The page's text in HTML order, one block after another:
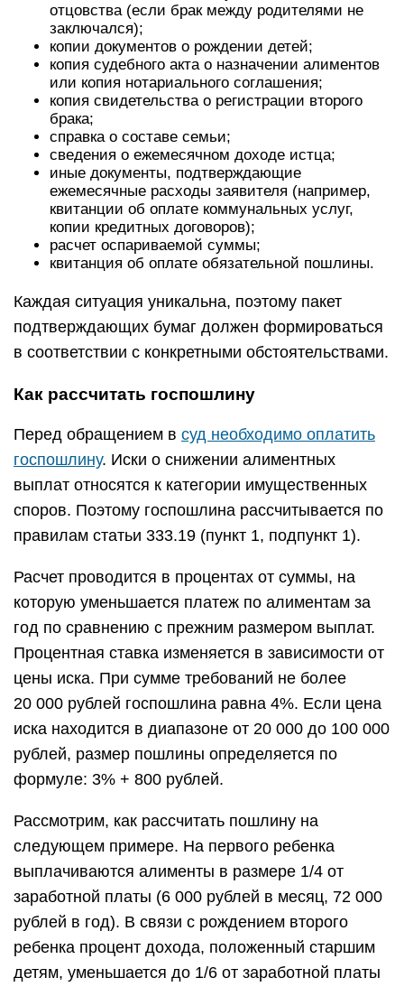
отцовства (если брак между родителями не
заключался);
копии документов о рождении детей;
копия судебного акта о назначении алиментов
или копия нотариального соглашения;
копия свидетельства о регистрации второго
брака;
справка о составе семьи;
сведения о ежемесячном доходе истца;
иные документы, подтверждающие
ежемесячные расходы заявителя (например,
квитанции об оплате коммунальных услуг,
копии кредитных договоров);
расчет оспариваемой суммы;
квитанция об оплате обязательной пошлины.
Каждая ситуация уникальна, поэтому пакет
подтверждающих бумаг должен формироваться
в соответствии с конкретными обстоятельствами.
Как рассчитать госпошлину
Перед обращением в суд необходимо оплатить
госпошлину. Иски о снижении алиментных
выплат относятся к категории имущественных
споров. Поэтому госпошлина рассчитывается по
правилам статьи 333.19 (пункт 1, подпункт 1).
Расчет проводится в процентах от суммы, на
которую уменьшается платеж по алиментам за
год по сравнению с прежним размером выплат.
Процентная ставка изменяется в зависимости от
цены иска. При сумме требований не более
20 000 рублей госпошлина равна 4%. Если цена
иска находится в диапазоне от 20 000 до 100 000
рублей, размер пошлины определяется по
формуле: 3% + 800 рублей.
Рассмотрим, как рассчитать пошлину на
следующем примере. На первого ребенка
выплачиваются алименты в размере 1/4 от
заработной платы (6 000 рублей в месяц, 72 000
рублей в год). В связи с рождением второго
ребенка процент дохода, положенный старшим
детям, уменьшается до 1/6 от заработной платы